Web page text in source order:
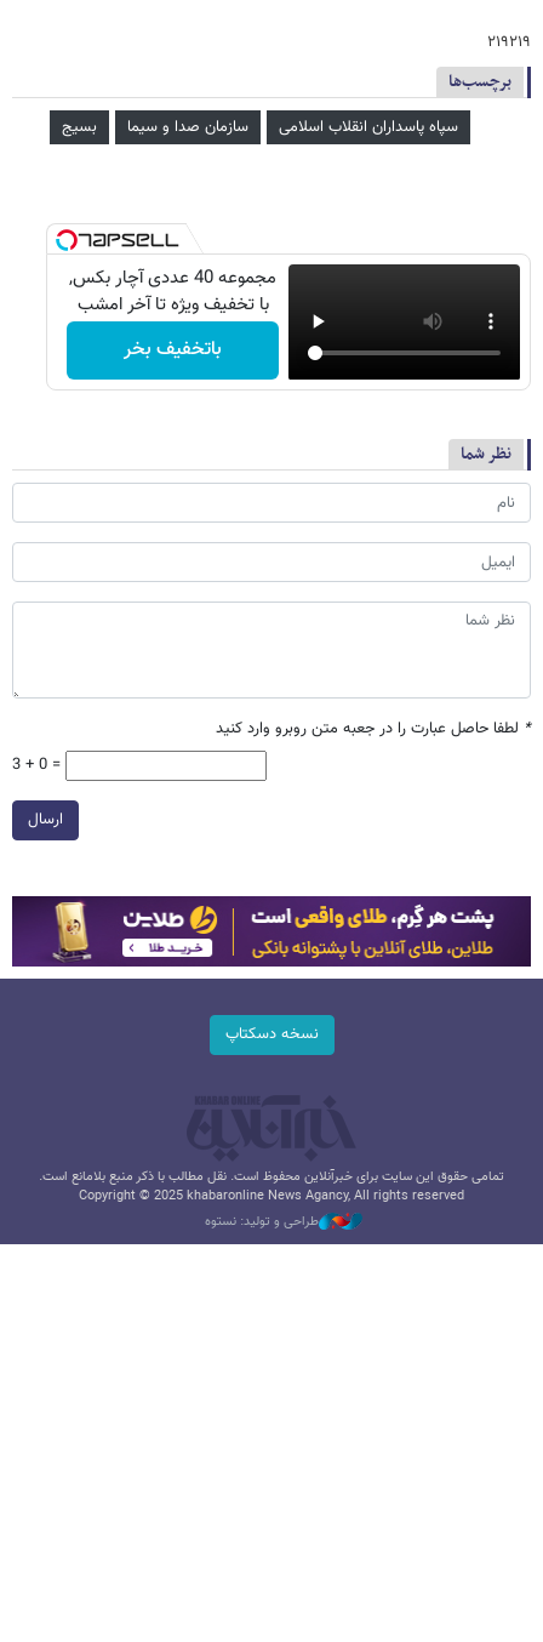
۲۱۹۲۱۹
برچسب‌ها
سپاه پاسداران انقلاب اسلامی سازمان صدا و سیما بسیج
مجموعه 40 عددی آچار بکس,
با تخفیف ویژه تا آخر امشب
باتخفیف بخر
نظر شما
* لطفا حاصل عبارت را در جعبه متن روبرو وارد کنید
3 + 0 =
ارسال
نسخه دسکتاپ
تمامی حقوق این سایت برای خبرآنلاین محفوظ است. نقل مطالب با ذکر منبع بلامانع است.
Copyright © 2025 khabaronline News Agancy, All rights reserved
طراحی و تولید: نستوه